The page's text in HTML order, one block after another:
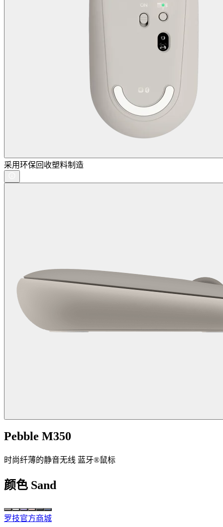
采用环保回收塑料制造
Pebble M350
时尚纤薄的静音无线 蓝牙®鼠标
颜色 Sand
罗技官方商城